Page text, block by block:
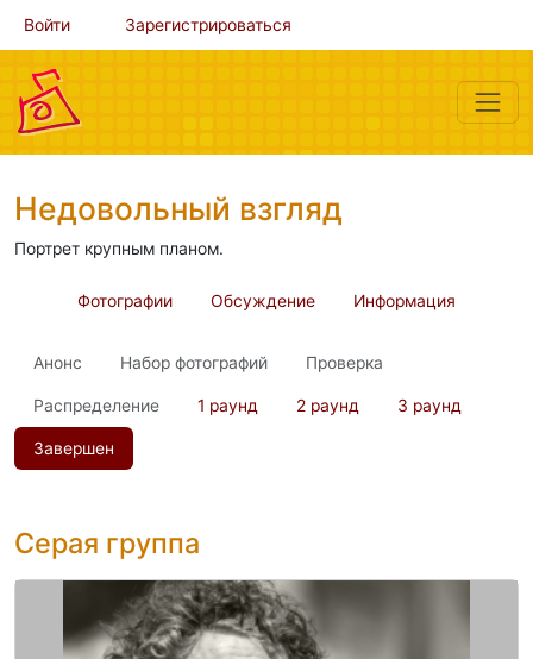
Войти Зарегистрироваться
Недовольный взгляд
Портрет крупным планом.
Фотографии Обсуждение Информация
Анонс Набор фотографий Проверка
Распределение 1 раунд 2 раунд 3 раунд
Завершен
Серая группа